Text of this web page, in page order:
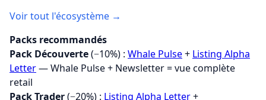
Voir tout l'écosystème →
Packs recommandés
Pack Découverte(−10%) : Whale Pulse+ Listing Alpha
Letter— Whale Pulse + Newsletter = vue complète
retail
Pack Trader(−20%) : Listing Alpha Letter+